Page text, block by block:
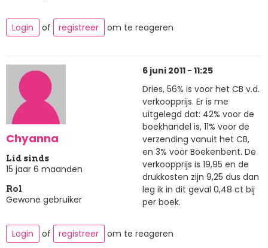
Login of registreer om te reageren
Chyanna
Lid sinds
15 jaar 6 maanden
Rol
Gewone gebruiker
6 juni 2011 - 11:25
Dries, 56% is voor het CB v.d.
verkoopprijs. Er is me
uitgelegd dat: 42% voor de
boekhandel is, 11% voor de
verzending vanuit het CB,
en 3% voor Boekenbent. De
verkoopprijs is 19,95 en de
drukkosten zijn 9,25 dus dan
leg ik in dit geval 0,48 ct bij
per boek.
Login of registreer om te reageren